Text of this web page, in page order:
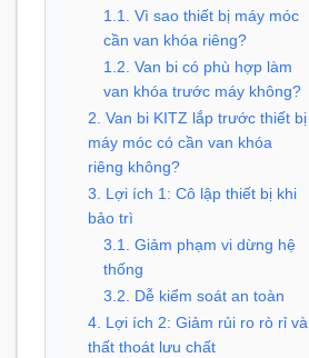
1.1. Vì sao thiết bị máy móc
cần van khóa riêng?
1.2. Van bi có phù hợp làm
van khóa trước máy không?
2. Van bi KITZ lắp trước thiết bị
máy móc có cần van khóa
riêng không?
3. Lợi ích 1: Cô lập thiết bị khi
bảo trì
3.1. Giảm phạm vi dừng hệ
thống
3.2. Dễ kiểm soát an toàn
4. Lợi ích 2: Giảm rủi ro rò rỉ và
thất thoát lưu chất